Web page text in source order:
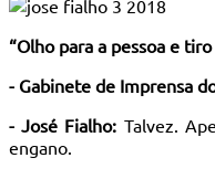
“Olho para a pessoa e
- Gabinete de Imprensa
- José Fialho: Talvez.
engano.